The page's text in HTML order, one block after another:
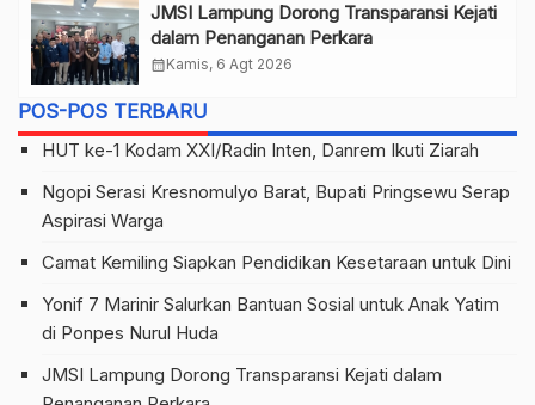
JMSI Lampung Dorong Transparansi Kejati
dalam Penanganan Perkara
calendar_monthKamis, 6 Agt 2026
POS-POS TERBARU
HUT ke-1 Kodam XXI/Radin Inten, Danrem Ikuti Ziarah
Ngopi Serasi Kresnomulyo Barat, Bupati Pringsewu Serap
Aspirasi Warga
Camat Kemiling Siapkan Pendidikan Kesetaraan untuk Dini
Yonif 7 Marinir Salurkan Bantuan Sosial untuk Anak Yatim
di Ponpes Nurul Huda
JMSI Lampung Dorong Transparansi Kejati dalam